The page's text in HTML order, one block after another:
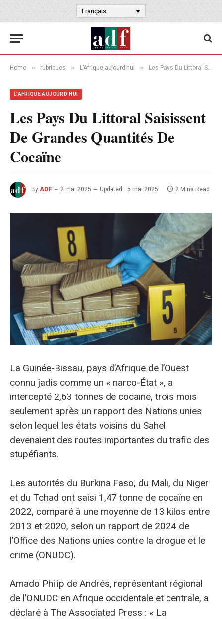
Français
Home » rubriques » L’Afrique aujourd’hui » Les Pays Du Littoral Saisissent De Grandes Quantités De Cocaïne
L’AFRIQUE AUJOURD’HUI
Les Pays Du Littoral Saisissent
De Grandes Quantités De
Cocaïne
By ADF 2 mai 2025 Updated: 5 mai 2025 2 Mins Read
La Guinée-Bissau, pays d’Afrique de l’Ouest
connu jadis comme un « narco-État », a
intercepté 2,63 tonnes de cocaïne, trois mois
seulement après un rapport des Nations unies
selon lequel les états voisins du Sahel
devenaient des routes importantes du trafic des
stupéfiants.
Les autorités du Burkina Faso, du Mali, du Niger
et du Tchad ont saisi 1,47 tonne de cocaïne en
2022, comparé à une moyenne de 13 kilos entre
2013 et 2020, selon un rapport de 2024 de
l’Office des Nations unies contre la drogue et le
crime (ONUDC).
Amado Philip de Andrés, représentant régional
de l’ONUDC en Afrique occidentale et centrale, a
déclaré à The Associated Press : « La